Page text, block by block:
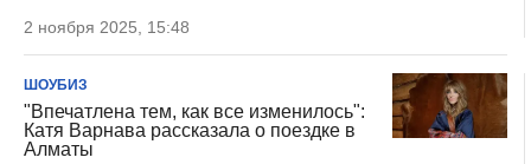
2 ноября 2025, 15:48
ШОУБИЗ
"Впечатлена тем, как все изменилось":
Катя Варнава рассказала о поездке в
Алматы